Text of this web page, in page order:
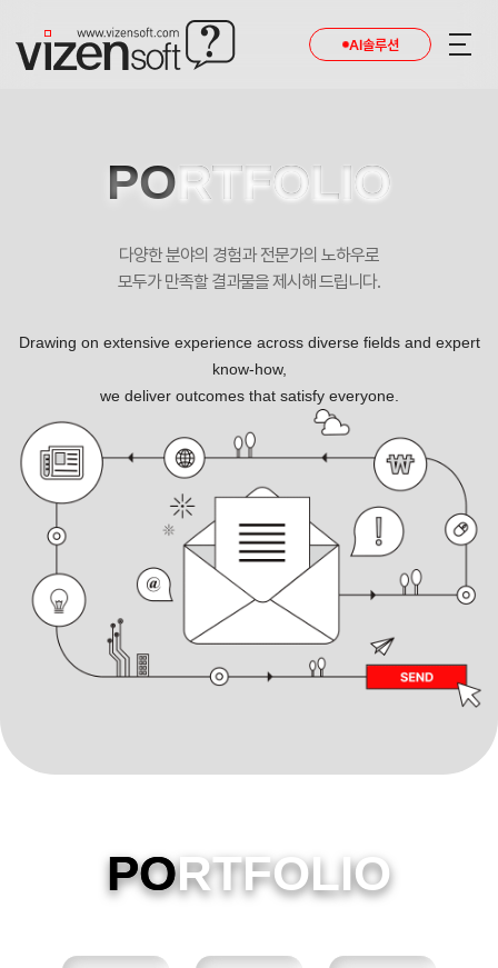
AI솔루션
PORTFOLIO
다양한 분야의 경험과 전문가의 노하우로
모두가 만족할 결과물을 제시해 드립니다.
Drawing on extensive experience across diverse fields and expert
know-how,
we deliver outcomes that satisfy everyone.
PORTFOLIO